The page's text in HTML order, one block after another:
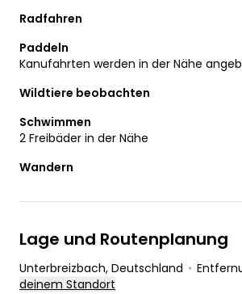
Radfahren
Paddeln
Kanufahrten werden in der Nähe
Wildtiere beobachten
Schwimmen
2 Freibäder in der Nähe
Wandern
Lage und Routenplanung
Unterbreizbach, Deutschland •
deinem Standort